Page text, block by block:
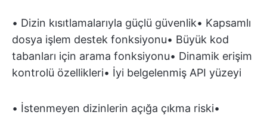
• Dizin kısıtlamalarıyla güçlü güvenlik• Kapsamlı
dosya işlem destek fonksiyonu• Büyük kod
tabanları için arama fonksiyonu• Dinamik erişim
kontrolü özellikleri• İyi belgelenmiş API yüzeyi
• İstenmeyen dizinlerin açığa çıkma riski•